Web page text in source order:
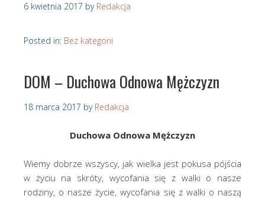
6 kwietnia 2017 by Redakcja
Posted in: Bez kategorii
DOM – Duchowa Odnowa Mężczyzn
18 marca 2017 by Redakcja
Duchowa Odnowa Mężczyzn
Wiemy dobrze wszyscy, jak wielka jest pokusa pójścia
w życiu na skróty, wycofania się z walki o nasze
rodziny, o nasze życie, wycofania się z walki o naszą